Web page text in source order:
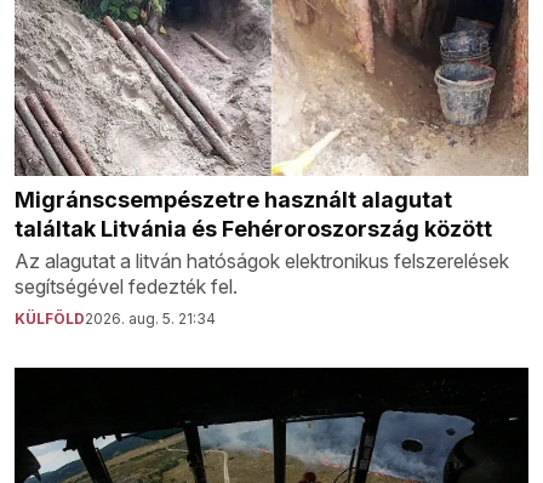
Migránscsempészetre használt alagutat
találtak Litvánia és Fehéroroszország között
Az alagutat a litván hatóságok elektronikus felszerelések
segítségével fedezték fel.
KÜLFÖLD2026. aug. 5. 21:34